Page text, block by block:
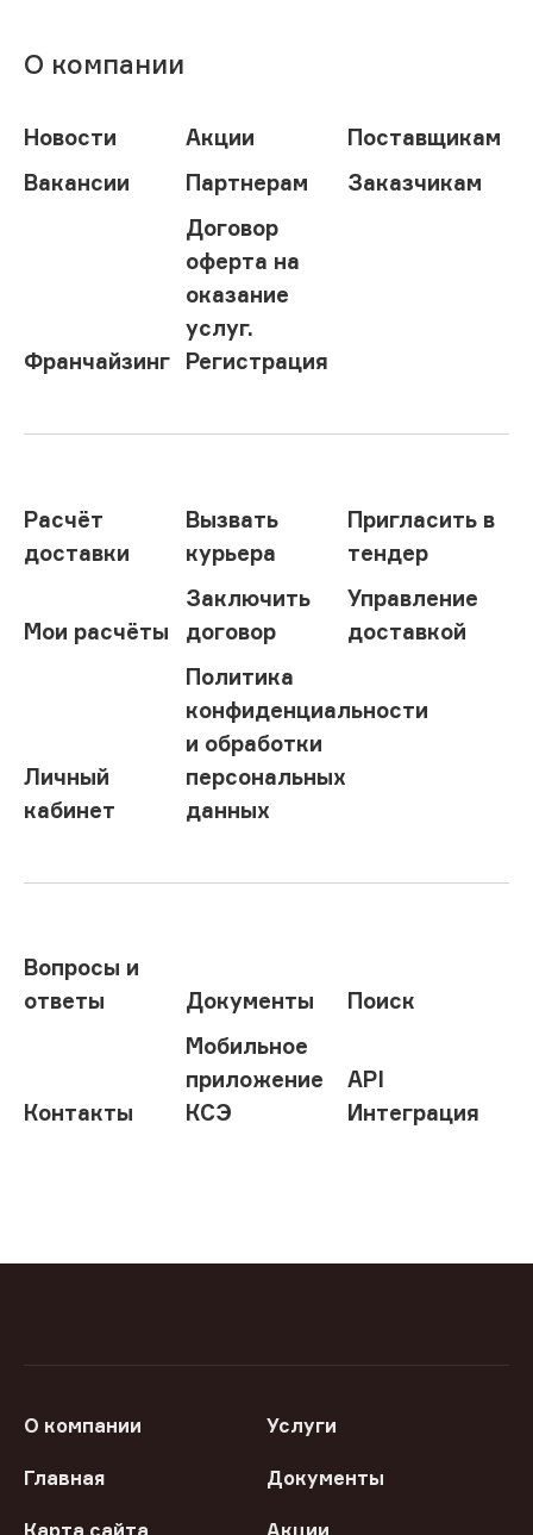
О компании
Новости Акции
Поставщикам
Вакансии
Партнерам Заказчикам
Франчайзинг
Договор
оферта на
оказание
услуг.
Регистрация
Расчёт
доставки
Вызвать
курьера
Пригласить в
тендер
Мои расчёты
Заключить
договор
Управление
доставкой
Личный
кабинет
Политика
конфиденциальности
и обработки
персональных
данных
Вопросы и
ответы
Документы Поиск
Контакты
Мобильное
приложение
КСЭ
API
Интеграция
О компании Услуги
Главная Документы